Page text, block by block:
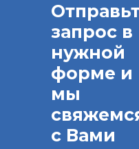
запрос в
нужной
форме и
мы
с Вами